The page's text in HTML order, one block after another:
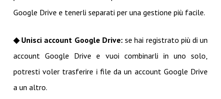
Google Drive e tenerli separati per una gestione più facile.
◆ Unisci account Google Drive: se hai registrato più di un
account Google Drive e vuoi combinarli in uno solo,
potresti voler trasferire i file da un account Google Drive
a un altro.